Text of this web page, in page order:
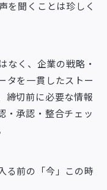
を聞くことは珍しく
なく、企業の戦略・
タを一貫したストー
締切前に必要な情報
・承認・整合チェッ
る前の「今」この時